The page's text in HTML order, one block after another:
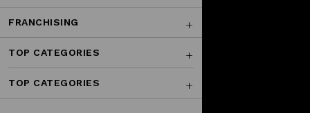
FRANCHISING
TOP CATEGORIES
TOP CATEGORIES